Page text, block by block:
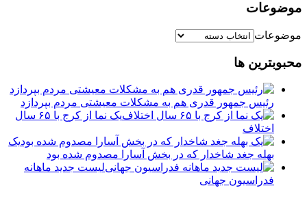
موضوعات
موضوعات
محبوبترین ها
رئیس جمهور قدری هم به مشکلات معیشتی مردم بپردازد
یک نما از کرج با ۶۵ سال
اختلاف
یک
بهله جغد شاخدار که در بخش آسارا مصدوم شده بود
لیست جدید ماهانه
فدراسیون جهانی